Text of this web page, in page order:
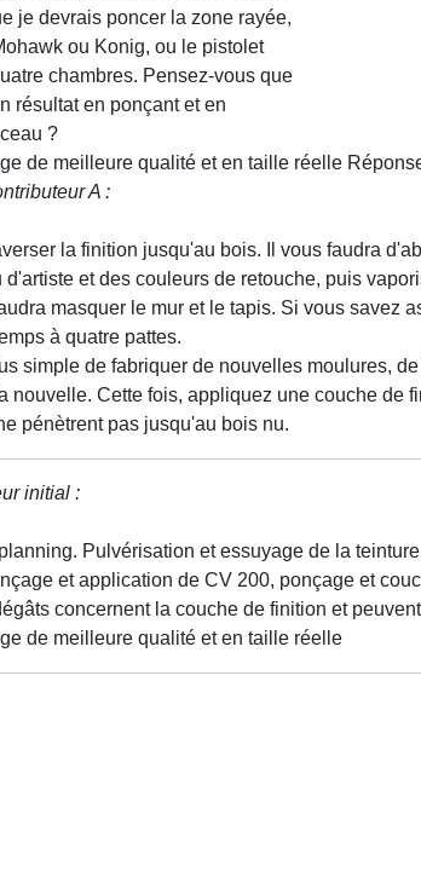
je devrais poncer la zone rayée,
ou Konig, ou le pistolet
chambres. Pensez-vous que
résultat en ponçant et en
?
de meilleure qualité et en taille réelle
A :
la finition jusqu'au bois. Il vous faudra
et des couleurs de retouche, puis
masquer le mur et le tapis. Si vous savez
à quatre pattes.
simple de fabriquer de nouvelles moulures,
nouvelle. Cette fois, appliquez une couche de
pénètrent pas jusqu'au bois nu.
initial :
Pulvérisation et essuyage de la
et application de CV 200, ponçage et
concernent la couche de finition et
de meilleure qualité et en taille réelle